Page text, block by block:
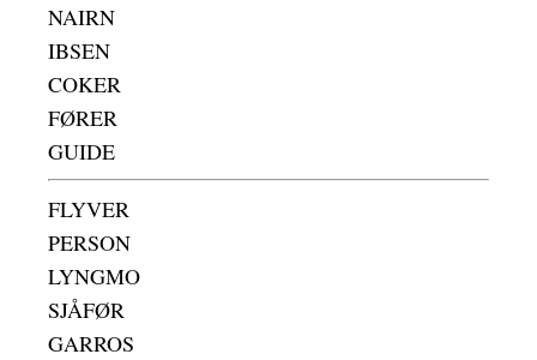
NAIRN
IBSEN
COKER
FØRER
GUIDE
FLYVER
PERSON
LYNGMO
SJÅFØR
GARROS